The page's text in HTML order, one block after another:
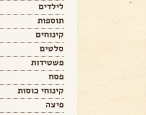
לילדים
תוספות
קינוחים
סלטים
פשטידות
פסח
קינוחי כוסות
פיצה